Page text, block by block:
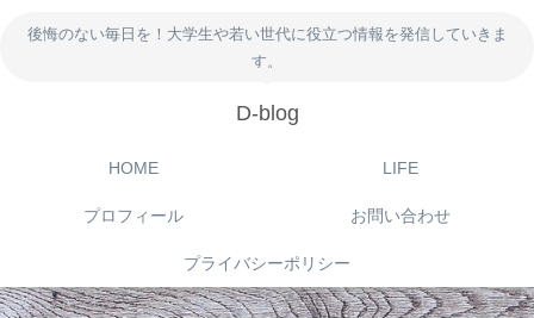
後悔のない毎日を！大学生や若い世代に役立つ情報を発信していきま
す。
D-blog
HOME LIFE
プロフィール お問い合わせ
プライバシーポリシー